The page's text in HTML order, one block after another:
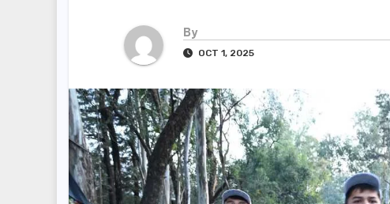
By
OCT 1, 2025